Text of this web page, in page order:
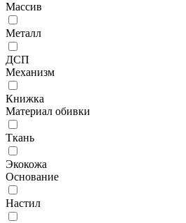
Массив
Металл
ДСП
Механизм
Книжка
Материал обивки
Ткань
Экокожа
Основание
Настил